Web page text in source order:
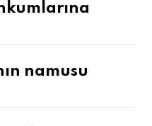
namusu